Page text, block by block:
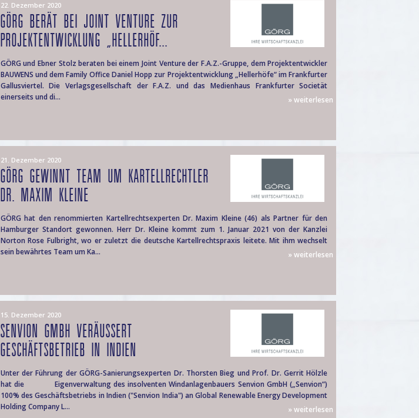
22. Dezember 2020
GÖRG BERÄT BEI JOINT VENTURE ZUR
PROJEKTENTWICKLUNG „HELLERHÖF...
GÖRG und Ebner Stolz beraten bei einem Joint Venture der F.A.Z.-Gruppe, dem Projektentwickler
BAUWENS und dem Family Office Daniel Hopp zur Projektentwicklung „Hellerhöfe“ im Frankfurter
Gallusviertel. Die Verlagsgesellschaft der F.A.Z. und das Medienhaus Frankfurter Societät
einerseits und di...
» weiterlesen
21. Dezember 2020
GÖRG GEWINNT TEAM UM KARTELLRECHTLER
DR. MAXIM KLEINE
GÖRG hat den renommierten Kartellrechtsexperten Dr. Maxim Kleine (46) als Partner für den
Hamburger Standort gewonnen. Herr Dr. Kleine kommt zum 1. Januar 2021 von der Kanzlei
Norton Rose Fulbright, wo er zuletzt die deutsche Kartellrechtspraxis leitete. Mit ihm wechselt
sein bewährtes Team um Ka...
» weiterlesen
15. Dezember 2020
SENVION GMBH VERÄUSSERT G
ESCHÄFTSBETRIEB IN INDIEN
Unter der Führung der GÖRG-Sanierungsexperten Dr. Thorsten Bieg und Prof. Dr. Gerrit Hölzle
hat die Eigenverwaltung des insolventen Windanlagenbauers Senvion GmbH („Senvion“)
100% des Geschäftsbetriebs in Indien ("Senvion India") an Global Renewable Energy Development
Holding Company L...
» weiterlesen